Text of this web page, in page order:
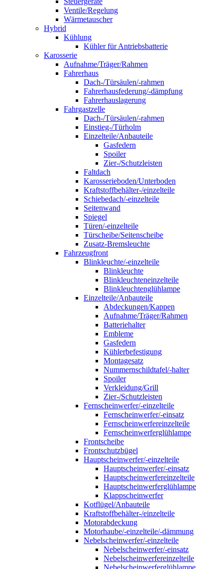
Ventile/Regelung
Wärmetauscher
Hybrid
Kühlung
Kühler für Antriebsbatterie
Karosserie
Aufnahme/Träger/Rahmen
Fahrerhaus
Dach-/Türsäulen/-rahmen
Fahrerhausfederung/-dämpfung
Fahrerhauslagerung
Fahrgastzelle
Dach-/Türsäulen/-rahmen
Einstieg-/Türholm
Einzelteile/Anbauteile
Gasfedern
Spoiler
Zier-/Schutzleisten
Faltdach
Karosserieboden/Unterboden
Kraftstoffbehälter-/einzelteile
Schiebedach/-einzelteile
Seitenwand
Spiegel
Türen/-einzelteile
Türscheibe/Seitenscheibe
Zusatz-Bremsleuchte
Fahrzeugfront
Blinkleuchte/-einzelteile
Blinkleuchte
Blinkleuchteneinzelteile
Blinkleuchtenglühlampe
Einzelteile/Anbauteile
Abdeckungen/Kappen
Aufnahme/Träger/Rahmen
Batteriehalter
Embleme
Gasfedern
Kühlerbefestigung
Montagesatz
Nummernschildtafel/-halter
Spoiler
Verkleidung/Grill
Zier-/Schutzleisten
Fernscheinwerfer/-einzelteile
Fernscheinwerfer/-einsatz
Fernscheinwerfereinzelteile
Fernscheinwerferglühlampe
Frontscheibe
Frontschutzbügel
Hauptscheinwerfer/-einzelteile
Hauptscheinwerfer/-einsatz
Hauptscheinwerfereinzelteile
Hauptscheinwerferglühlampe
Klappscheinwerfer
Kotflügel/Anbauteile
Kraftstoffbehälter-/einzelteile
Motorabdeckung
Motorhaube/-einzelteile/-dämmung
Nebelscheinwerfer/-einzelteile
Nebelscheinwerfer/-einsatz
Nebelscheinwerfereinzelteile
Nebelscheinwerferglühlampe